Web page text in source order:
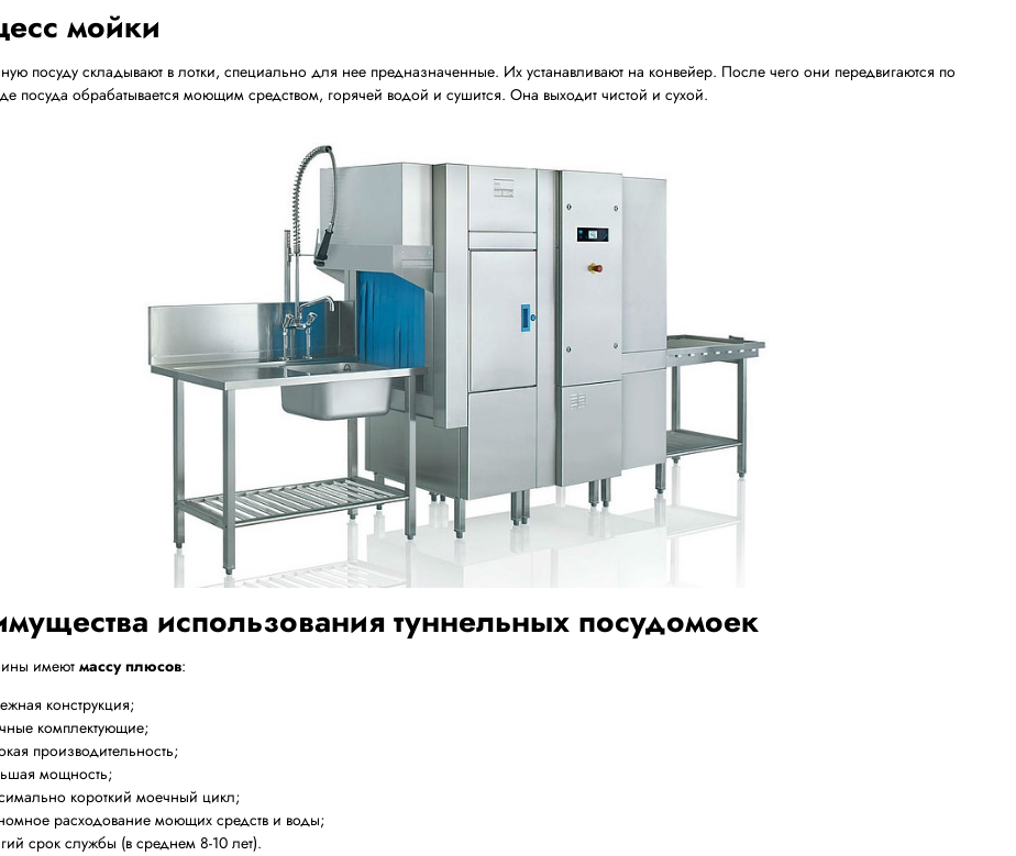
мойки
посуду складывают в лотки, специально для нее предназначенные. Их устанавливают на конвейер. После чего они передвигаются по
посуда обрабатывается моющим средством, горячей водой и сушится. Она выходит чистой и сухой.
использования туннельных посудомоек
имеютмассу плюсов:
конструкция;
комплектующие;
производительность;
мощность;
короткий моечный цикл;
расходование моющих средств и воды;
срок службы (в среднем 8-10 лет).